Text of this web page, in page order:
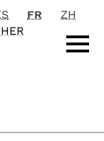
FR
ZH